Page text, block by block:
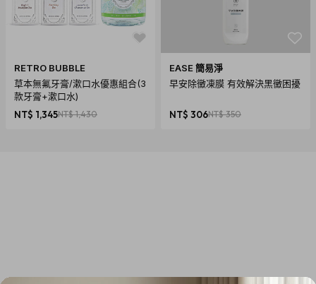
RETRO BUBBLE
草本無氟牙膏/漱口水優惠組合(3
款牙膏+漱口水)
NT$ 1,345NT$ 1,430
EASE 簡易淨
早安除黴凍膜 有效解決黑黴困擾
NT$ 306NT$ 350